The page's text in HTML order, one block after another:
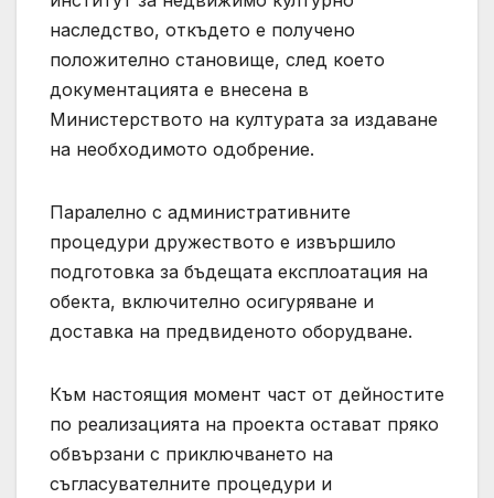
наследство, откъдето е получено
положително становище, след което
документацията е внесена в
Министерството на културата за издаване
на необходимото одобрение.
Паралелно с административните
процедури дружеството е извършило
подготовка за бъдещата експлоатация на
обекта, включително осигуряване и
доставка на предвиденото оборудване.
Към настоящия момент част от дейностите
по реализацията на проекта остават пряко
обвързани с приключването на
съгласувателните процедури и